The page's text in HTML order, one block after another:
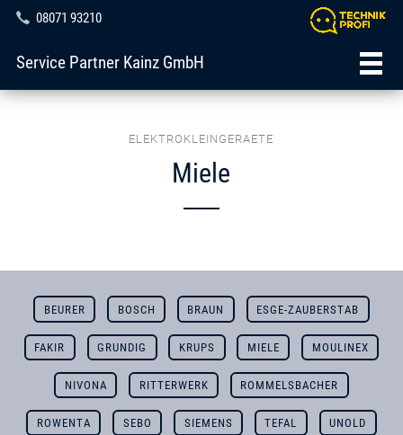
08071 93210
Service Partner Kainz GmbH
ELEKTROKLEINGERAETE
Miele
BEURER BOSCH BRAUN ESGE-ZAUBERSTAB
FAKIR GRUNDIG KRUPS MIELE MOULINEX
NIVONA RITTERWERK ROMMELSBACHER
ROWENTA SEBO SIEMENS TEFAL UNOLD